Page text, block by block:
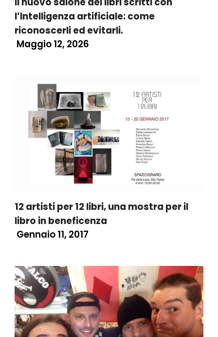
l’Intelligenza artificiale: come
riconoscerli ed evitarli.
Maggio 12, 2026
12 artisti per 12 libri, una mostra per il
libro in beneficenza
Gennaio 11, 2017